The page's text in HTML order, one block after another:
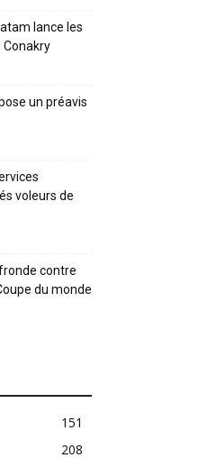
lance les
un préavis
voleurs de
fronde contre
du monde
151
208